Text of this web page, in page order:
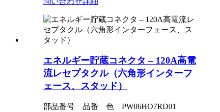
エネルギー貯蔵コネクタ – 120A高電
流レセプタクル（六角形インターフ
ェース、スタッド）
部品番号 品番 色 PW06HO7RD01